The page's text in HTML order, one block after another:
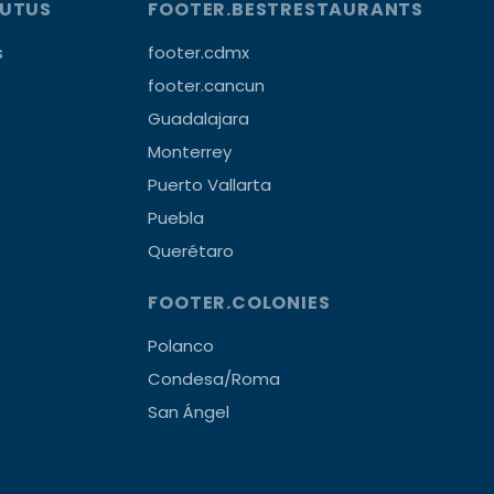
FOOTER.BESTRESTAURANTS
footer.cdmx
footer.cancun
Guadalajara
Monterrey
Puerto Vallarta
Puebla
Querétaro
FOOTER.COLONIES
Polanco
Condesa/Roma
San Ángel